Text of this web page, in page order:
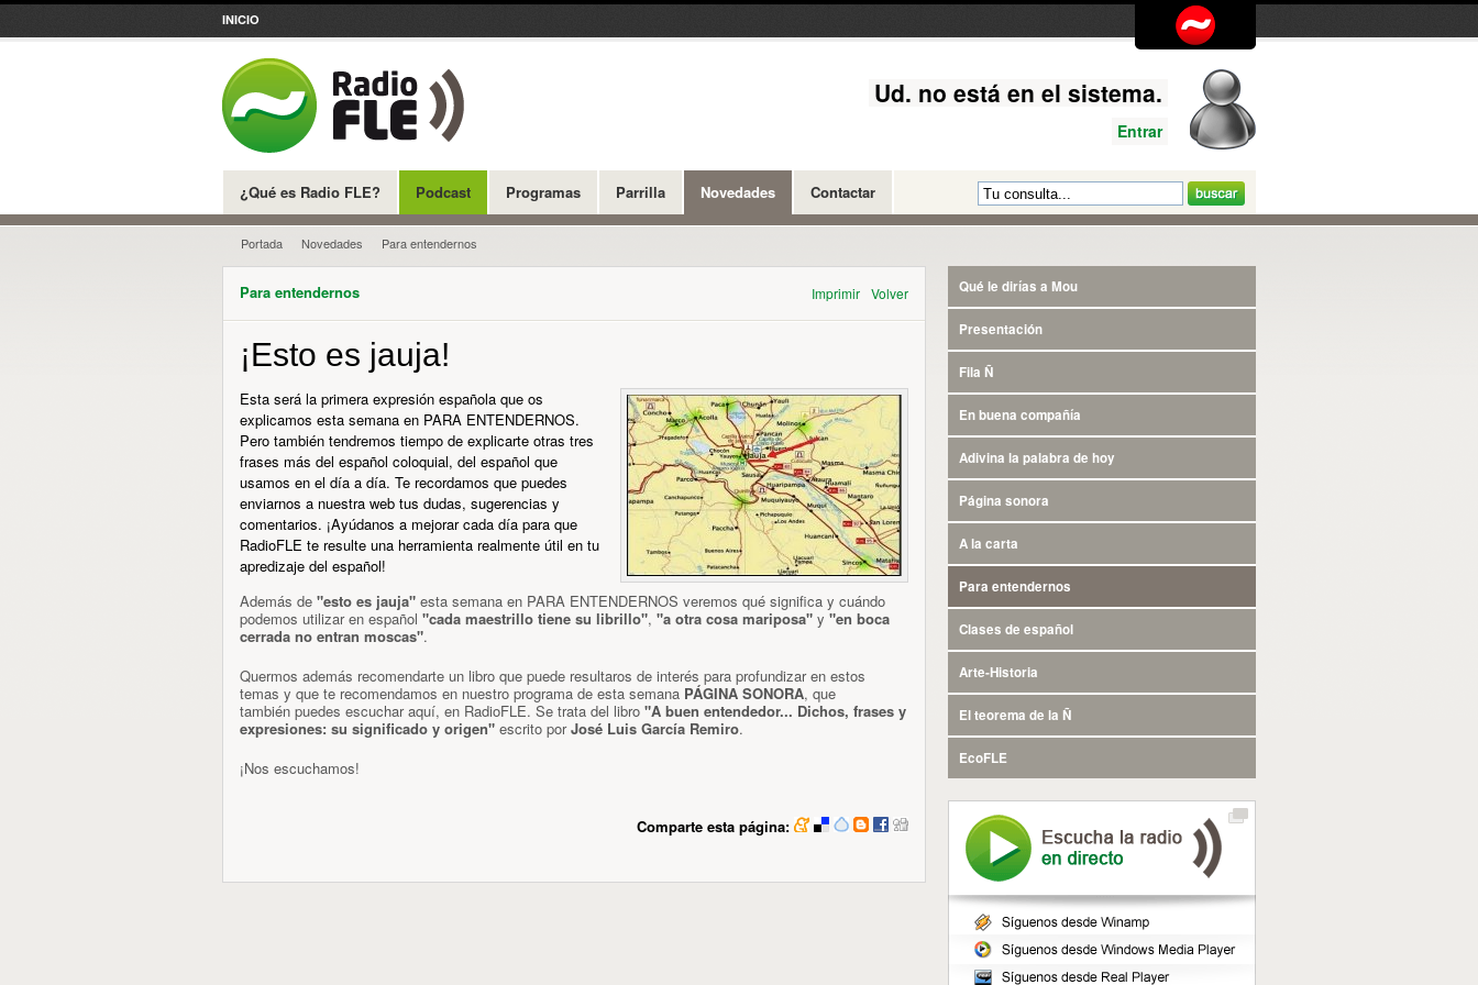
INICIO
Ud. no está en el sistema.
Entrar
¿Qué es Radio FLE? Podcast Programas Parrilla Novedades Contactar
Portada Novedades Para entendernos
Volver
Imprimir
Para entendernos
¡Esto es jauja!
Esta será la primera expresión española que os
explicamos esta semana en PARA ENTENDERNOS.
Pero también tendremos tiempo de explicarte otras tres
frases más del español coloquial, del español que
usamos en el día a día. Te recordamos que puedes
enviarnos a nuestra web tus dudas, sugerencias y
comentarios. ¡Ayúdanos a mejorar cada día para que
RadioFLE te resulte una herramienta realmente útil en tu
apredizaje del español!
Además de "esto es jauja" esta semana en PARA ENTENDERNOS veremos qué significa y cuándo
podemos utilizar en español "cada maestrillo tiene su librillo", "a otra cosa mariposa" y "en boca
cerrada no entran moscas".
Quermos además recomendarte un libro que puede resultaros de interés para profundizar en estos
temas y que te recomendamos en nuestro programa de esta semana PÁGINA SONORA, que
también puedes escuchar aquí, en RadioFLE. Se trata del libro "A buen entendedor... Dichos, frases y
expresiones: su significado y origen" escrito porJosé Luis García Remiro.
¡Nos escuchamos!
Comparte esta página:
Qué le dirías a Mou
Presentación
Fila Ñ
En buena compañía
Adivina la palabra de hoy
Página sonora
A la carta
Para entendernos
Clases de español
Arte-Historia
El teorema de la Ñ
EcoFLE